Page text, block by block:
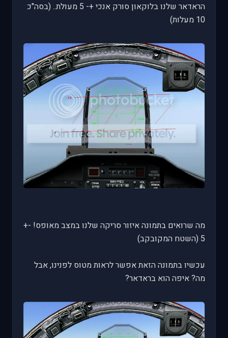
הראדאר שלנו בלוקאון סורק אנכי +- 5 מעולת.. (בסה"כ
10 מעלות)
מה שרואים בתמונה איזור סריקה שלנו במצב מאופס! -+
5 (השטח המקובקב)
עכשיו בתמונה הזאת אפשר לראות מטוס לפנינו, אבל
מה? איפה הוא בראדאר?